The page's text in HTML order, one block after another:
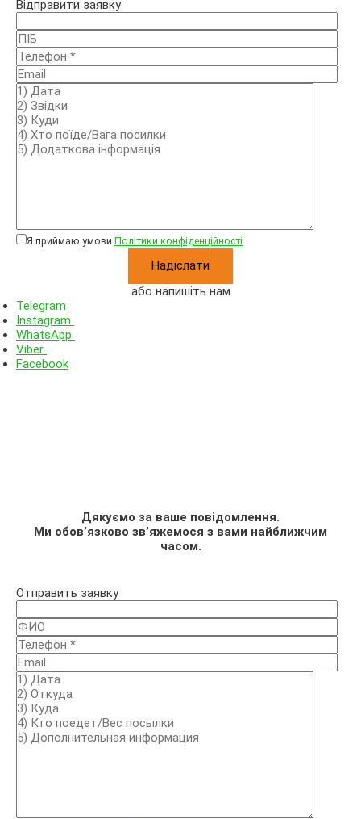
Відправити заявку
Я приймаю умови Політики конфіденційності
або напишіть нам
Telegram
Instagram
WhatsApp
Viber
Facebook
Дякуємо за ваше повідомлення.
Ми обов’язково зв’яжемося з вами найближчим
часом.
Отправить заявку